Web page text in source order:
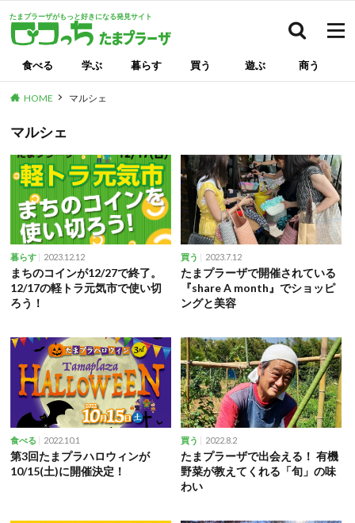
たまプラーザがもっと好きになる発見サイト
食べる 学ぶ 暮らす 買う 遊ぶ 商う
HOME マルシェ
マルシェ
暮らす 2023.12.12
まちのコインが12/27で終了。
12/17の軽トラ元気市で使い切
ろう！
買う 2023.7.12
たまプラーザで開催されている
『share A month』でショッピ
ングと美容
食べる 2022.10.1
第3回たまプラハロウィンが
10/15(土)に開催決定！
買う 2022.8.2
たまプラーザで出会える！ 有機
野菜が教えてくれる「旬」の味
わい